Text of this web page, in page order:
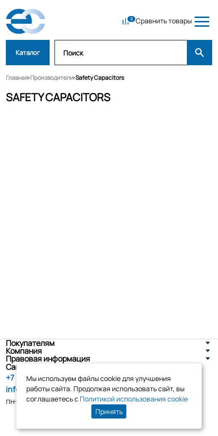
Сравнить товары
Каталог
Главная Производители Safety Capacitors
SAFETY CAPACITORS
Покупателям
Компания
Правовая информация
Санкт-Петербург, ул. Новоселов д. 8
+7 (800) 555-86-90
info@tk-elko.ru
пн-пт, 10:00 - 18:00
Мы используем файлы cookie для улучшения
работы сайта. Продолжая использовать сайт, вы
соглашаетесь с Политикой использования cookie
Принять